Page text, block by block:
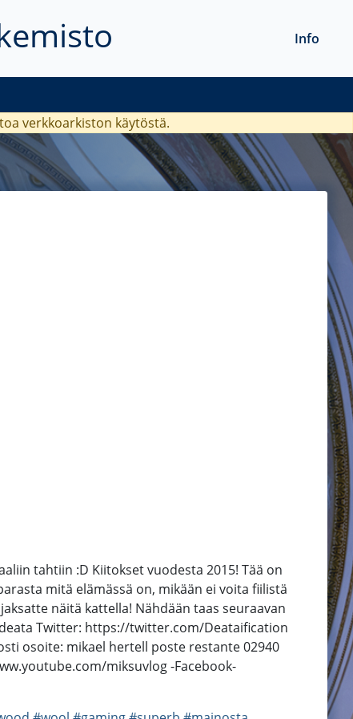
Info
verkkoarkiston käytöstä.
tahtiin :D Kiitokset vuodesta 2015! Tää on
mitä elämässä on, mikään ei voita fiilistä
näitä kattella! Nähdään taas seuraavan
Twitter: https://twitter.com/Deataification
osoite: mikael hertell poste restante 02940
miksuvlog -Facebook-